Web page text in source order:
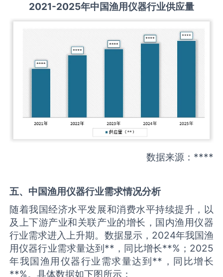
2021-2025年中国渔用仪器行业供应量
数据来源：****
五、中国渔用仪器行业需求情况分析
随着我国经济水平发展和消费水平持续提升，以
及上下游产业和关联产业的增长，国内渔用仪器
行业需求进入上升期。数据显示，2024年我国渔
用仪器行业需求量达到**，同比增长**%；2025
年我国渔用仪器行业需求量达到**，同比增长
**%。具体数据如下图所示：